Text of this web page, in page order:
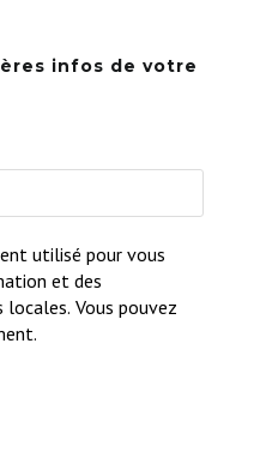
infos de votre
utilisé pour vous
et des
Vous pouvez